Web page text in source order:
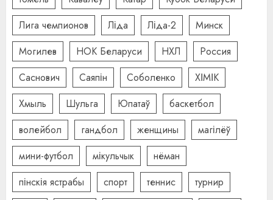
Лига чемпионов
Ліда Ліда-2
Минск
Могилев
НОК Беларуси НХЛ
Россия
Саснович
Саяпін Соболенко
ХІМІК
Хмыль
Шульга Юпатаў
баскетбол
волейбол
гандбол женщины
магілёў
мини-футбол
мікульчык
нёман
пінскія ястрабы
спорт теннис
турнир